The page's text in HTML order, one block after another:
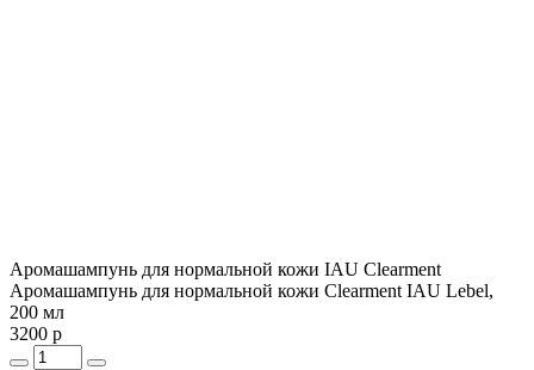
Аромашампунь для нормальной кожи IAU Clearment
Аромашампунь для нормальной кожи Clearment IAU Lebel,
200 мл
3200 р